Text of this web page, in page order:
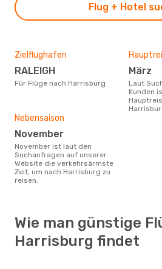
Flug + Hotel
Zielflughafen
RALEIGH
Für Flüge nach Harrisburg
März
Laut Suchanfragen unserer
Kunden
Nebensaison
November
November ist laut den
Suchanfragen auf unserer
Website die verkehrsärmste
Zeit, um nach Harrisburg zu
reisen.
Wie man günstige
Harrisburg findet